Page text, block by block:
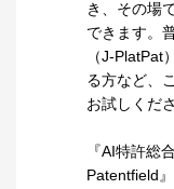
き、その場
できます。
（J-PlatPat
る方など、
お試しくだ
『AI特許総
Patentfield』